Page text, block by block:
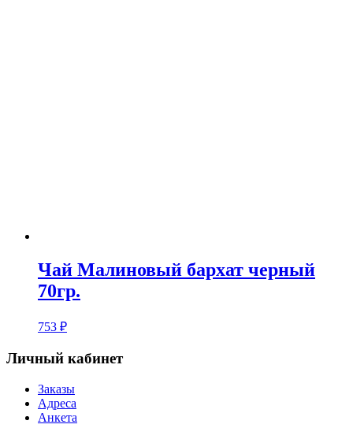
Чай Малиновый бархат черный
70гр.
753 ₽
Личный кабинет
Заказы
Адреса
Анкета